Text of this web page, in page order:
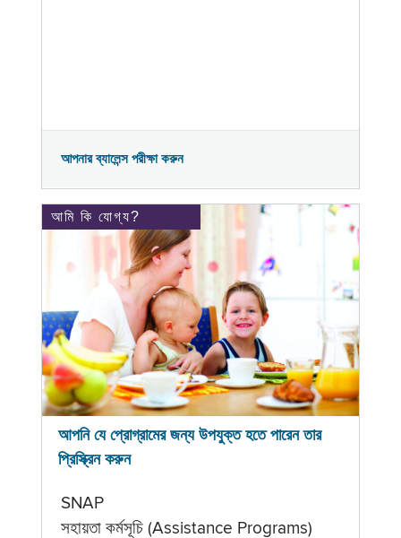
আপনার ব্যালেন্স পরীক্ষা করুন
আমি কি যোগ্য?
আপনি যে প্রোগ্রামের জন্য উপযুক্ত হতে পারেন তার
প্রিস্ক্রিন করুন
SNAP
সহায়তা কর্মসূচি (Assistance Programs)